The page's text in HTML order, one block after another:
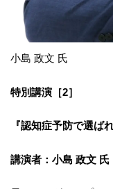
小島 政文 氏
特別講演［2］
『認知症予防で選ば
講演者：小島 政文 氏